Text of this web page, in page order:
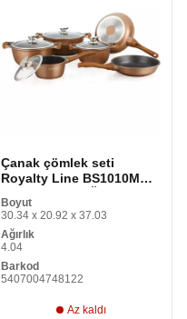
Çanak çömlek seti
Royalty Line BS1010M
Boyut
30.34 x 20.92 x 37.03
Ağırlık
4.04
Barkod
5407004748122
Az kaldı